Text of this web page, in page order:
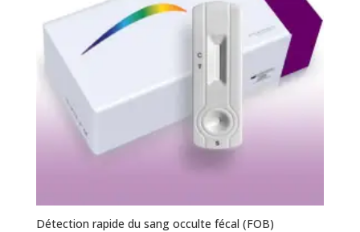
Détection rapide du sang occulte fécal (FOB)